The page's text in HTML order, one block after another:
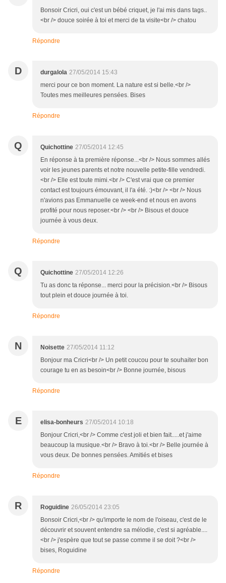
Bonsoir Cricri, oui c'est un bébé criquet, je l'ai mis dans tags..
<br /> douce soirée à toi et merci de ta visite<br /> chatou
Répondre
D durgalola 27/05/2014 15:43
merci pour ce bon moment. La nature est si belle.<br />
Toutes mes meilleures pensées. Bises
Répondre
Q Quichottine 27/05/2014 12:45
En réponse à ta première réponse...<br /> Nous sommes allés
voir les jeunes parents et notre nouvelle petite-fille vendredi.
<br /> Elle est toute mimi.<br /> C'est vrai que ce premier
contact est toujours émouvant, il l'a été. :)<br /> <br /> Nous
n'avions pas Emmanuelle ce week-end et nous en avons
profité pour nous reposer.<br /> <br /> Bisous et douce
journée à vous deux.
Répondre
Q Quichottine 27/05/2014 12:26
Tu as donc ta réponse... merci pour la précision.<br /> Bisous
tout plein et douce journée à toi.
Répondre
N Noisette 27/05/2014 11:12
Bonjour ma Cricri<br /> Un petit coucou pour te souhaiter bon
courage tu en as besoin<br /> Bonne journée, bisous
Répondre
E elisa-bonheurs 27/05/2014 10:18
Bonjour Cricri,<br /> Comme c'est joli et bien fait.....et j'aime
beaucoup la musique.<br /> Bravo à toi.<br /> Belle journée à
vous deux. De bonnes pensées. Amitiés et bises
Répondre
R Roguidine 26/05/2014 23:05
Bonsoir Cricri,<br /> qu'importe le nom de l'oiseau, c'est de le
découvrir et souvent entendre sa mélodie, c'est si agréable....
<br /> j'espère que tout se passe comme il se doit ?<br />
bises, Roguidine
Répondre